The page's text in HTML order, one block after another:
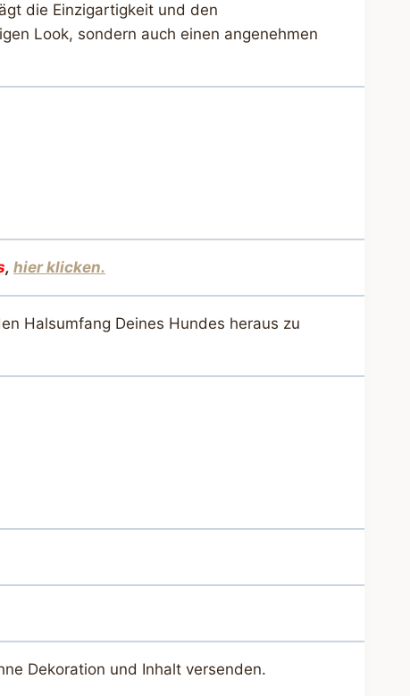
die Einzigartigkeit und den
Look, sondern auch einen angenehmen
,hier klicken.
Halsumfang Deines Hundes heraus zu
Dekoration und Inhalt versenden.